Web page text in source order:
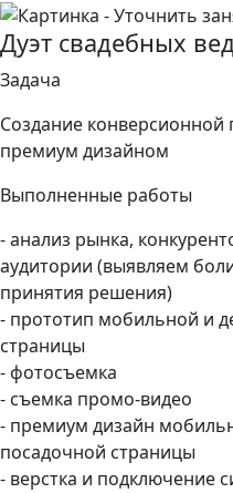
Дуэт свадебных
Задача
Создание конверсионной
премиум дизайном
Выполненные работы
- анализ рынка,
аудитории (выявляем
принятия решения)
- прототип мобильной и
страницы
- фотосъемка
- съемка промо-видео
- премиум дизайн
посадочной страницы
- верстка и подключение